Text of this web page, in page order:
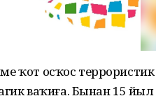
ҡот осҡос
ваҡиға. Бынан 15 йыл